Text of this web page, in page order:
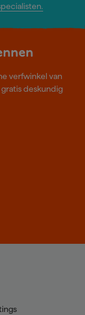
verfwinkel van
deskundig